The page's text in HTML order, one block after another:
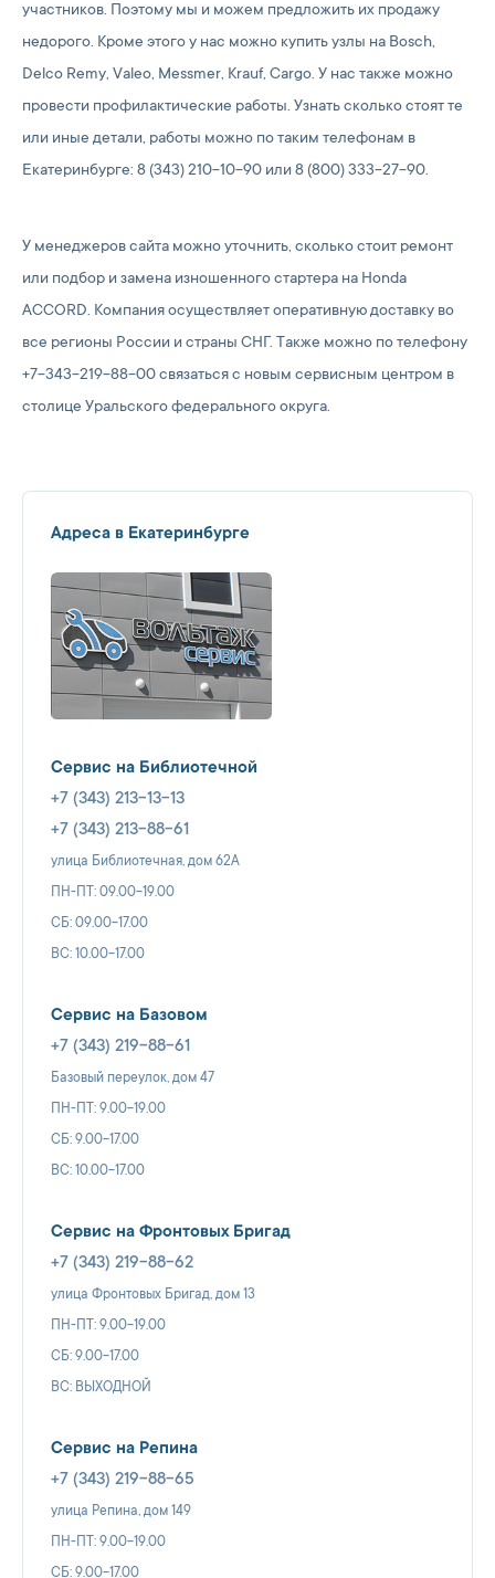
участников. Поэтому мы и можем предложить их продажу
недорого. Кроме этого у нас можно купить узлы на Bosch,
Delco Remy, Valeo, Messmer, Krauf, Cargo. У нас также можно
провести профилактические работы. Узнать сколько стоят те
или иные детали, работы можно по таким телефонам в
Екатеринбурге: 8 (343) 210-10-90 или 8 (800) 333-27-90.
У менеджеров сайта можно уточнить, сколько стоит ремонт
или подбор и замена изношенного стартера на Honda
ACCORD. Компания осуществляет оперативную доставку во
все регионы России и страны СНГ. Также можно по телефону
+7-343-219-88-00 связаться с новым сервисным центром в
столице Уральского федерального округа.
Адреса в Екатеринбурге
Сервис на Библиотечной
+7 (343) 213-13-13
+7 (343) 213-88-61
улица Библиотечная, дом 62А
ПН-ПТ: 09.00-19.00
СБ: 09.00-17.00
ВС: 10.00-17.00
Сервис на Базовом
+7 (343) 219-88-61
Базовый переулок, дом 47
ПН-ПТ: 9.00-19.00
СБ: 9.00-17.00
ВС: 10.00-17.00
Сервис на Фронтовых Бригад
+7 (343) 219-88-62
улица Фронтовых Бригад, дом 13
ПН-ПТ: 9.00-19.00
СБ: 9.00-17.00
ВС: ВЫХОДНОЙ
Сервис на Репина
+7 (343) 219-88-65
улица Репина, дом 149
ПН-ПТ: 9.00-19.00
СБ: 9.00-17.00